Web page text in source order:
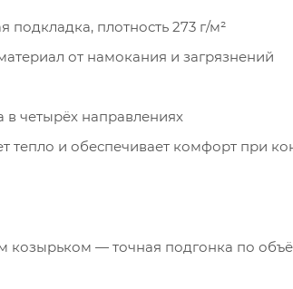
подкладка, плотность 273 г/м²
от намокания и загрязнений
в четырёх направлениях
тепло и обеспечивает комфорт при
козырьком — точная подгонка по